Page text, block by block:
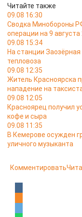
Читайте также
09.08 16:30
Сводка Минобороны
операции на 9 августа
09.08 15:34
На станции
тепловоза
09.08 12:35
Житель Красноярска
нападение на
09.08 12:05
Красноярец получил
кофе и сыра
09.08 11:35
В Кемерове осужден
уличного музыканта
Комментировать